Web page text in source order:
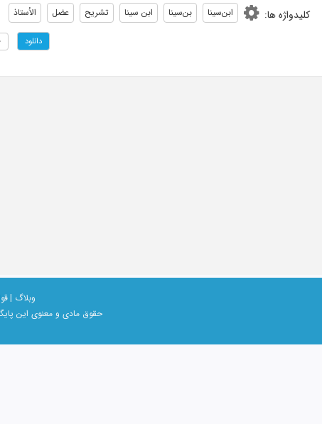
کلیدواژه ها: ابن‌سینا بن‌سینا ابن سینا تشریح عضل الأستاذ
دانلود
وبلاگ |
حقوق مادی و معنوی اين